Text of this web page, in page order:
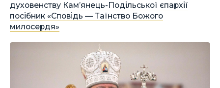
духовенству Кам’янець-Подільської єпархії
посібник «Сповідь — Таїнство Божого
милосердя»